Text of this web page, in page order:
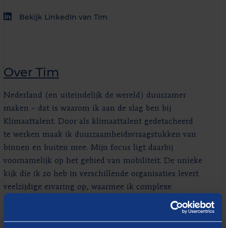
Over Tim
Nederland (en uiteindelijk de wereld) duurzamer
maken – dat is waarom ik aan de slag ben bij
Klimaattalent. Door als klimaattalent gedetacheerd
te werken maak ik duurzaamheidsvraagstukken van
binnen en buiten mee. Mijn focus ligt daarbij
voornamelijk op het gebied van mobiliteit. De unieke
kijk die ik zo heb in verschillende organisaties levert
veelzijdige ervaring op, waarmee ik complexe
problemen op het gebied van verduurzaming snel
Bekijk LinkedIn van Tim